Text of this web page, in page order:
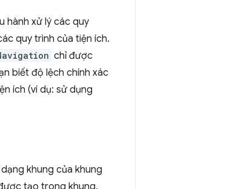
hành xử lý các quy
quy trình của tiện ích.
chỉ được
biết độ lệch chính xác
ích (ví dụ: sử dụng
khung của khung
tạo trong khung,